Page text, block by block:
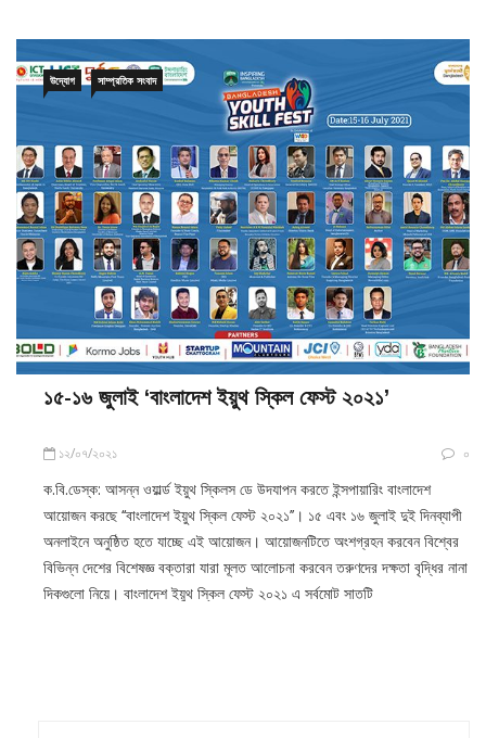
উদ্যোগ সাম্প্রতিক সংবাদ
১৫-১৬ জুলাই ‘বাংলাদেশ ইয়ুথ স্কিল ফেস্ট ২০২১’
১২/০৭/২০২১ ০
ক.বি.ডেস্ক: আসন্ন ওয়ার্ল্ড ইয়ুথ স্কিলস ডে উদযাপন করতে ইন্সপায়ারিং বাংলাদেশ
আয়োজন করছে ‘‘বাংলাদেশ ইয়ুথ স্কিল ফেস্ট ২০২১’’। ১৫ এবং ১৬ জুলাই দুই দিনব্যাপী
অনলাইনে অনুষ্ঠিত হতে যাচ্ছে এই আয়োজন। আয়োজনটিতে অংশগ্রহন করবেন বিশ্বের
বিভিন্ন দেশের বিশেষজ্ঞ বক্তারা যারা মূলত আলোচনা করবেন তরুণদের দক্ষতা বৃদ্ধির নানা
দিকগুলো নিয়ে। বাংলাদেশ ইয়ুথ স্কিল ফেস্ট ২০২১ এ সর্বমোট সাতটি